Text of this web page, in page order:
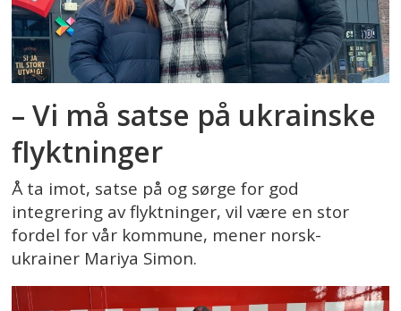
– Vi må satse på ukrainske
flyktninger
Å ta imot, satse på og sørge for god
integrering av flyktninger, vil være en stor
fordel for vår kommune, mener norsk-
ukrainer Mariya Simon.